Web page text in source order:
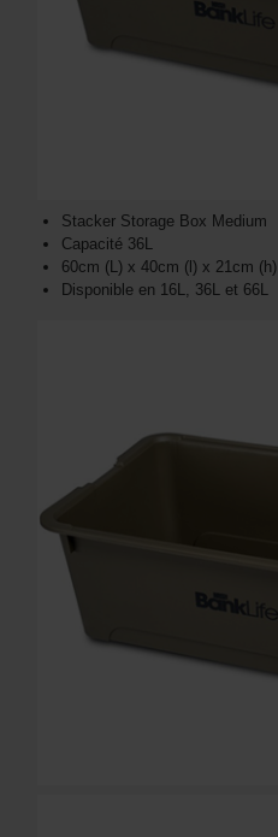
Stacker Storage Box Medium
Capacité 36L
60cm (L) x 40cm (l) x 21cm (h)
Disponible en 16L, 36L et 66L